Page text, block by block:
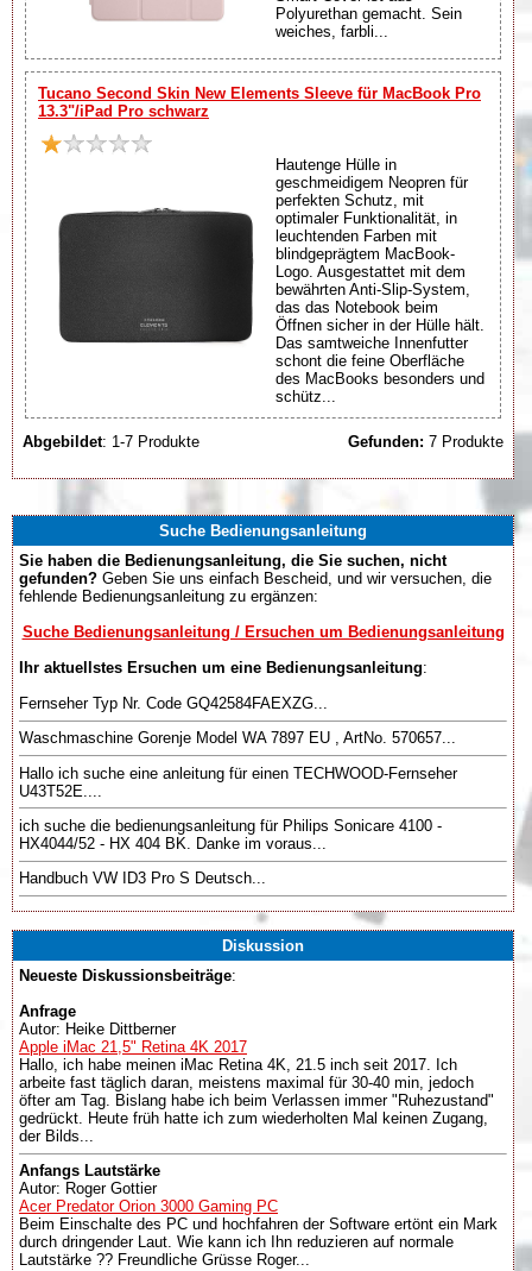
Polyurethan gemacht. Sein
weiches, farbli...
Tucano Second Skin New Elements Sleeve für MacBook Pro
13.3"/iPad Pro schwarz
Hautenge Hülle in
geschmeidigem Neopren für
perfekten Schutz, mit
optimaler Funktionalität, in
leuchtenden Farben mit
blindgeprägtem MacBook-
Logo. Ausgestattet mit dem
bewährten Anti-Slip-System,
das das Notebook beim
Öffnen sicher in der Hülle hält.
Das samtweiche Innenfutter
schont die feine Oberfläche
des MacBooks besonders und
schütz...
Abgebildet: 1-7 Produkte Gefunden: 7 Produkte
Suche Bedienungsanleitung
Sie haben die Bedienungsanleitung, die Sie suchen, nicht
gefunden? Geben Sie uns einfach Bescheid, und wir versuchen, die
fehlende Bedienungsanleitung zu ergänzen:
Suche Bedienungsanleitung / Ersuchen um Bedienungsanleitung
Ihr aktuellstes Ersuchen um eine Bedienungsanleitung:
Fernseher Typ Nr. Code GQ42584FAEXZG...
Waschmaschine Gorenje Model WA 7897 EU , ArtNo. 570657...
Hallo ich suche eine anleitung für einen TECHWOOD-Fernseher
U43T52E....
ich suche die bedienungsanleitung für Philips Sonicare 4100 -
HX4044/52 - HX 404 BK. Danke im voraus...
Handbuch VW ID3 Pro S Deutsch...
Diskussion
Neueste Diskussionsbeiträge:
Anfrage
Autor: Heike Dittberner
Apple iMac 21,5" Retina 4K 2017
Hallo, ich habe meinen iMac Retina 4K, 21.5 inch seit 2017. Ich
arbeite fast täglich daran, meistens maximal für 30-40 min, jedoch
öfter am Tag. Bislang habe ich beim Verlassen immer "Ruhezustand"
gedrückt. Heute früh hatte ich zum wiederholten Mal keinen Zugang,
der Bilds...
Anfangs Lautstärke
Autor: Roger Gottier
Acer Predator Orion 3000 Gaming PC
Beim Einschalte des PC und hochfahren der Software ertönt ein Mark
durch dringender Laut. Wie kann ich Ihn reduzieren auf normale
Lautstärke ?? Freundliche Grüsse Roger...